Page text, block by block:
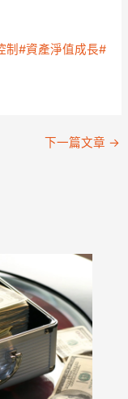
制#資產淨值成長#
下一篇文章 →